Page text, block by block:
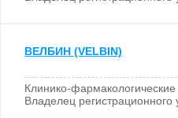
ВЕЛБИН (VELBIN)
Клинико-фармакологические
Владелец регистрационного